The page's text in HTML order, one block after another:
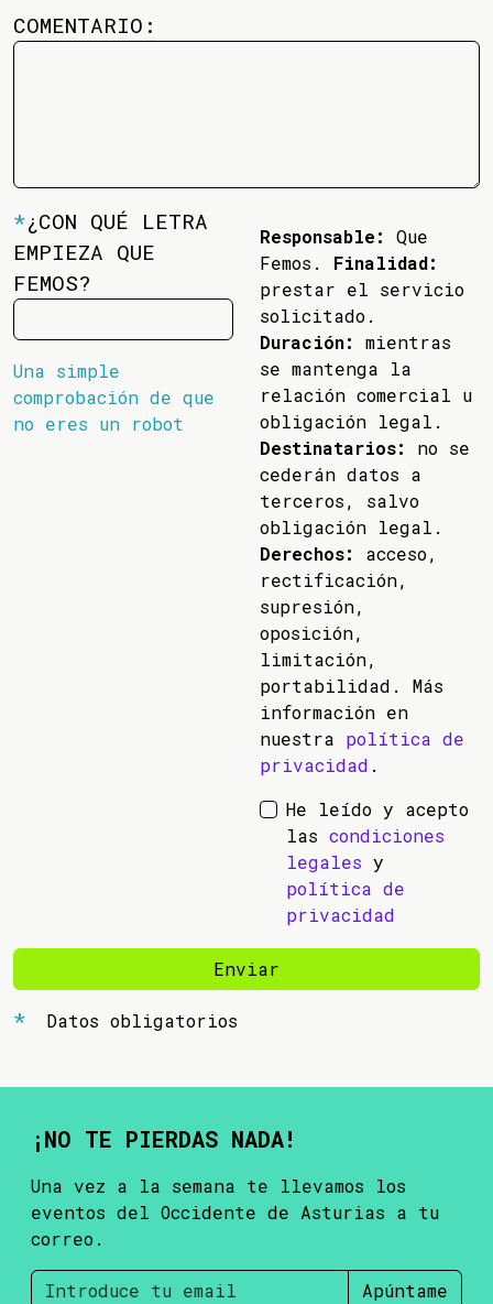
COMENTARIO:
*¿CON QUÉ LETRA
EMPIEZA QUE
FEMOS?
Una simple
comprobación de que
no eres un robot
Responsable:
Que
Femos. Finalidad:
prestar el servicio
solicitado.
Duración:
mientras
se mantenga la
relación comercial u
obligación legal.
Destinatarios:
no se
cederán datos a
terceros, salvo
obligación legal.
Derechos:
acceso,
rectificación,
supresión,
oposición,
limitación,
portabilidad. Más
información en
nuestra política de
privacidad .
He leído y acepto
las condiciones
legales y
política de
privacidad
Enviar
Datos obligatorios
¡NO TE PIERDAS NADA!
Una vez a la semana te llevamos los
eventos del Occidente de Asturias a tu
correo.
Apúntame